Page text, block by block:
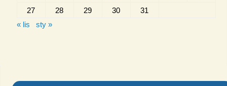
27
28 29 30
31
« lis
sty »